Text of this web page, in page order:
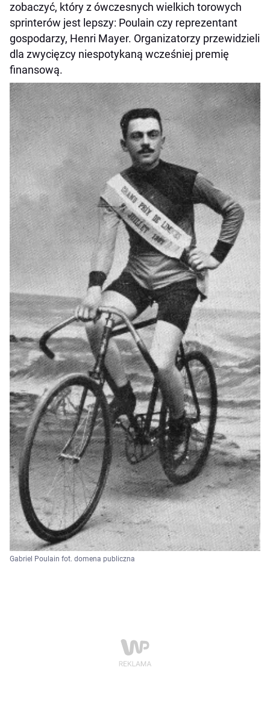
zobaczyć, który z ówczesnych wielkich torowych
sprinterów jest lepszy: Poulain czy reprezentant
gospodarzy, Henri Mayer. Organizatorzy przewidzieli
dla zwycięzcy niespotykaną wcześniej premię
finansową.
Gabriel Poulain fot. domena publiczna